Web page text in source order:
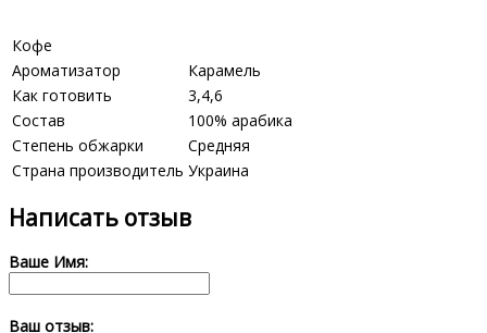
Кофе
Ароматизатор
Карамель
Как готовить
3,4,6
Состав
100% арабика
Степень обжарки
Средняя
Страна производитель Украина
Написать отзыв
Ваше Имя:
Ваш отзыв: